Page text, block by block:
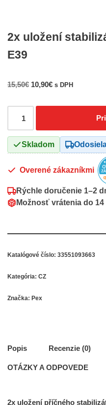
2x uložení
E39
15,50€ 10,90€ s DPH
Skladom
Overené zákazníkmi
Rýchle doručenie 1–2
Možnosť vrátenia do
Katalógové číslo: 33551093663
Kategória: CZ
Značka: Pex
Popis Recenzie (0)
OTÁZKY A ODPOVEDE
2x uložení příčného